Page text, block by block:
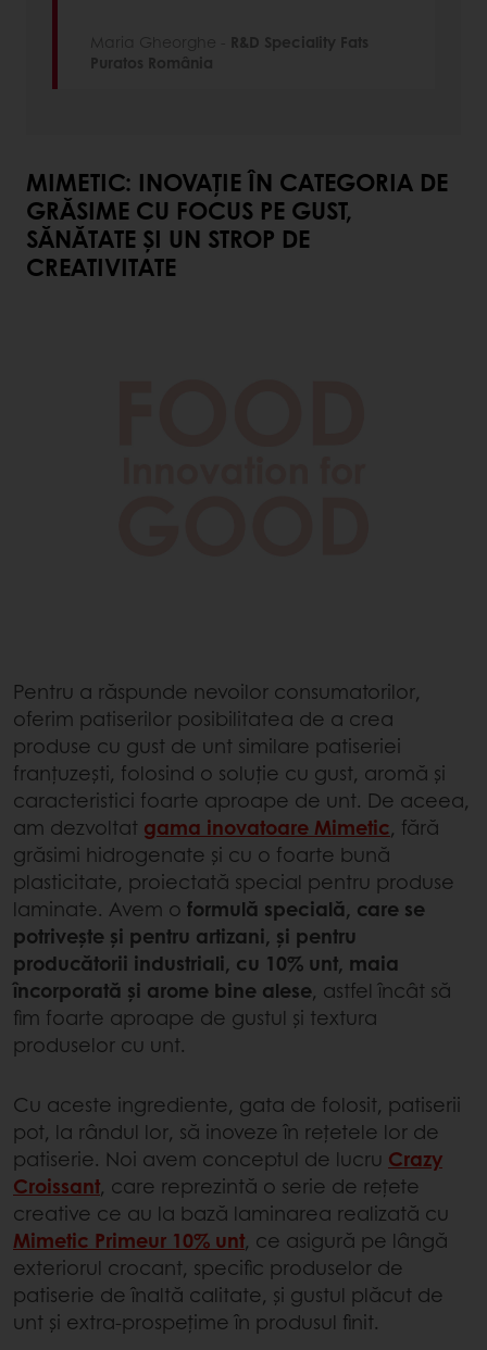
Maria Gheorghe - R&D Speciality Fats
Puratos România
MIMETIC: INOVAȚIE ÎN CATEGORIA DE
GRĂSIME CU FOCUS PE GUST,
SĂNĂTATE ȘI UN STROP DE
CREATIVITATE
Pentru a răspunde nevoilor consumatorilor,
oferim patiserilor posibilitatea de a crea
produse cu gust de unt similare patiseriei
franțuzești, folosind o soluție cu gust, aromă și
caracteristici foarte aproape de unt. De aceea,
am dezvoltat gama inovatoare Mimetic, fără
grăsimi hidrogenate și cu o foarte bună
plasticitate, proiectată special pentru produse
laminate. Avem o formulă specială, care se
potrivește și pentru artizani, și pentru
producătorii industriali, cu 10% unt, maia
încorporată și arome bine alese, astfel încât să
fim foarte aproape de gustul și textura
produselor cu unt.
Cu aceste ingrediente, gata de folosit, patiserii
pot, la rândul lor, să inoveze în rețetele lor de
patiserie. Noi avem conceptul de lucru Crazy
Croissant, care reprezintă o serie de rețete
creative ce au la bază laminarea realizată cu
Mimetic Primeur 10% unt, ce asigură pe lângă
exteriorul crocant, specific produselor de
patiserie de înaltă calitate, și gustul plăcut de
unt și extra-prospețime în produsul finit.